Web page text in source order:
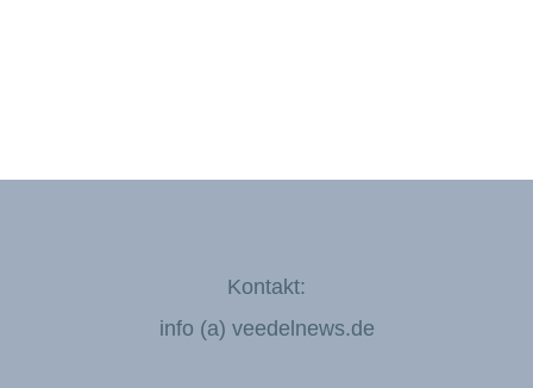
Kontakt:
info (a) veedelnews.de